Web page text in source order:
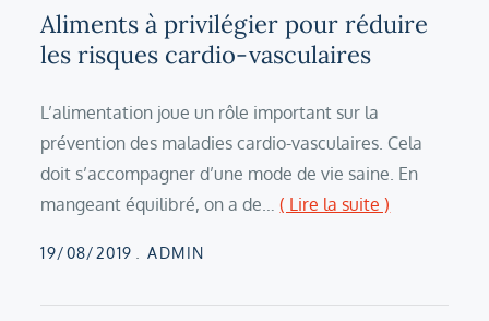
Aliments à privilégier pour réduire
les risques cardio-vasculaires
L’alimentation joue un rôle important sur la
prévention des maladies cardio-vasculaires. Cela
doit s’accompagner d’une mode de vie saine. En
mangeant équilibré, on a de…( Lire la suite )
Posted
19/08/2019 ADMIN